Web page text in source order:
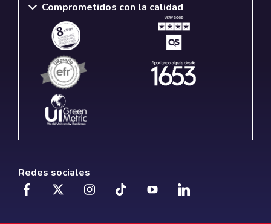
Comprometidos con la calidad
Redes sociales